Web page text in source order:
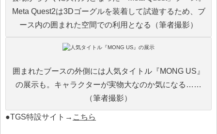
Meta Quest2は3Dゴーグルを装着して試遊するため、ブ
ース内の囲まれた空間での利用となる（筆者撮影）
囲まれたブースの外側には人気タイトル『MONG US』
の展示も。キャラクターが実物大なのか気になる……
（筆者撮影）
●TGS特設サイト→ こちら